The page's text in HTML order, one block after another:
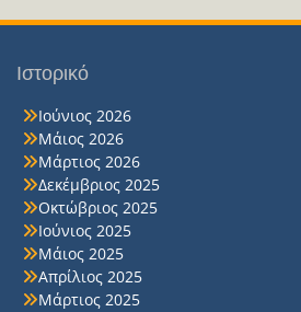
Ιστορικό
Ιούνιος 2026
Μάιος 2026
Μάρτιος 2026
Δεκέμβριος 2025
Οκτώβριος 2025
Ιούνιος 2025
Μάιος 2025
Απρίλιος 2025
Μάρτιος 2025